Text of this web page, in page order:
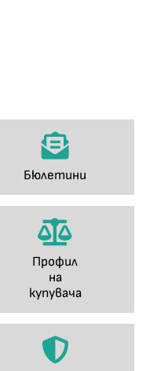
Бюлетини
Профил
на
купувача